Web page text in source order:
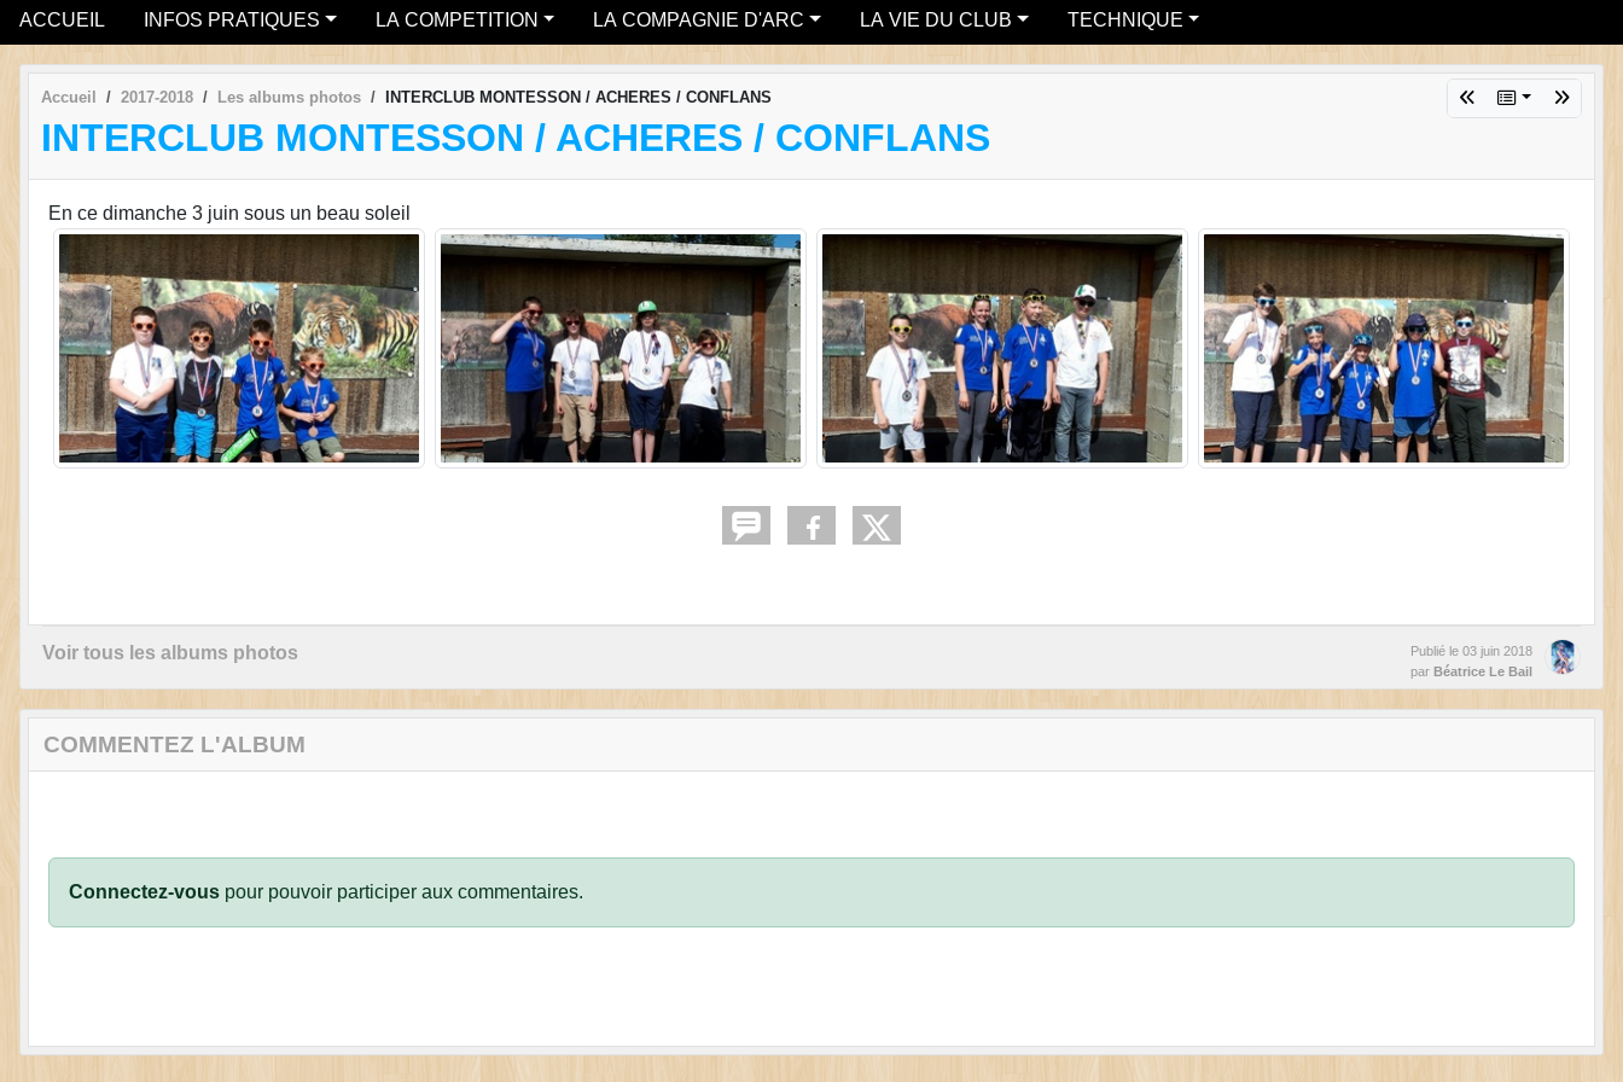
ACCUEIL INFOS PRATIQUES LA COMPETITION LA COMPAGNIE D'ARC LA VIE DU CLUB TECHNIQUE
Accueil 2017-2018 Les albums photos INTERCLUB MONTESSON / ACHERES / CONFLANS
INTERCLUB MONTESSON / ACHERES / CONFLANS
En ce dimanche 3 juin sous un beau soleil
Voir tous les albums photos Publié le 03 juin 2018
par Béatrice Le Bail
COMMENTEZ L'ALBUM
Connectez-vous pour pouvoir participer aux commentaires.